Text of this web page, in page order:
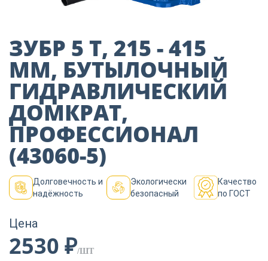
Пиломатериалы
Декор
Изоляция
Инструменты
Продукция из
дерева
Строительство
ЗУБР 5 Т, 215 - 415
ММ, БУТЫЛОЧНЫЙ
ГИДРАВЛИЧЕСКИЙ
ДОМКРАТ,
ПРОФЕССИОНАЛ
(43060-5)
Долговечность и
надёжность
Экологически
безопасный
Качество
по ГОСТ
Цена
2530 ₽/ШТ